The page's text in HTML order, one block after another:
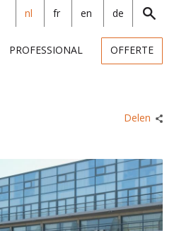
nl fr en de
PROFESSIONAL OFFERTE
Delen